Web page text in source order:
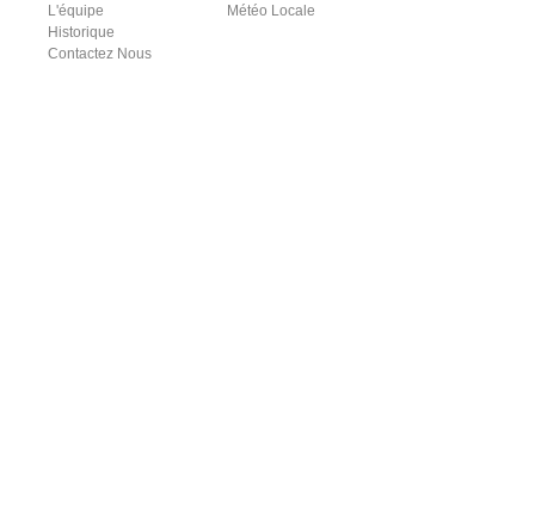
L'équipe
Historique
Contactez Nous
Météo Locale